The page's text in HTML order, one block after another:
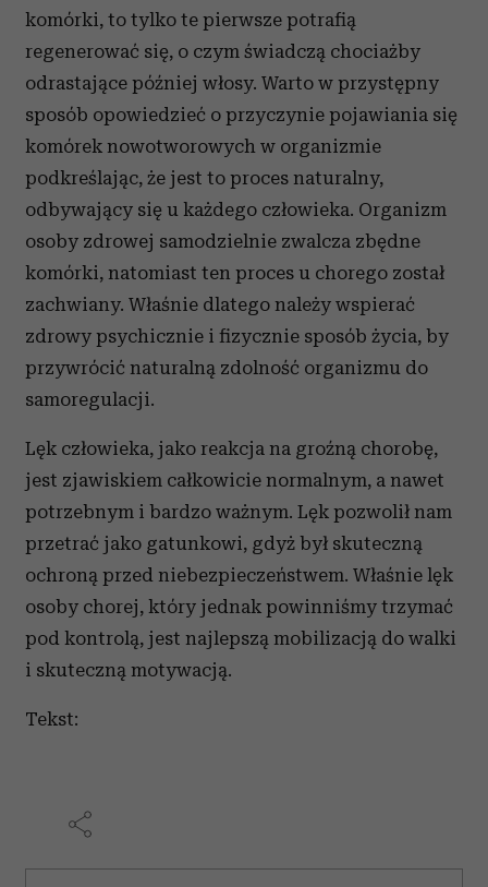
komórki, to tylko te pierwsze potrafią
regenerować się, o czym świadczą chociażby
odrastające później włosy. Warto w przystępny
sposób opowiedzieć o przyczynie pojawiania się
komórek nowotworowych w organizmie
podkreślając, że jest to proces naturalny,
odbywający się u każdego człowieka. Organizm
osoby zdrowej samodzielnie zwalcza zbędne
komórki, natomiast ten proces u chorego został
zachwiany. Właśnie dlatego należy wspierać
zdrowy psychicznie i fizycznie sposób życia, by
przywrócić naturalną zdolność organizmu do
samoregulacji.
Lęk człowieka, jako reakcja na groźną chorobę,
jest zjawiskiem całkowicie normalnym, a nawet
potrzebnym i bardzo ważnym. Lęk pozwolił nam
przetrać jako gatunkowi, gdyż był skuteczną
ochroną przed niebezpieczeństwem. Właśnie lęk
osoby chorej, który jednak powinniśmy trzymać
pod kontrolą, jest najlepszą mobilizacją do walki
i skuteczną motywacją.
Tekst: